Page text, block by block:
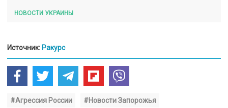
НОВОСТИ УКРАИНЫ
Источник: Ракурс
#Агрессия России #Новости Запорожья